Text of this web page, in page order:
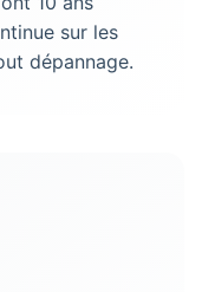
sur les
dépannage.